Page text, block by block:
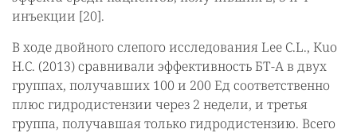
инъекции [20].
В ходе двойного слепого исследования Lee C.L., Кuо
H.C. (2013) сравнивали эффективность БТ-А в двух
группах, получавших 100 и 200 Ед соответственно
плюс гидродистензии через 2 недели, и третья
группа, получавшая только гидродистензию. Всего